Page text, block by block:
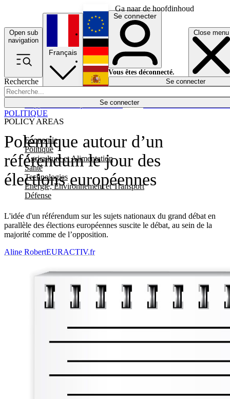
Ga naar de hoofdinhoud
Open sub
navigation
Close menu
Recherche
Se connecter
POLICY AREAS
Economie
Politique
Agriculture et Alimentation
Santé
Technologies
Energie, Environnement et Transport
Défense
Économie
Français
English
Deutsch
Español
Se connecter
Vous êtes déconnecté.
Se connecter
Polémique autour d’un
référendum le jour des
élections européennes
L'idée d'un référendum sur les sujets nationaux du grand débat en
parallèle des élections européennes suscite le débat, au sein de la
majorité comme de l’opposition.
POLITIQUE
Aline RobertEURACTIV.fr